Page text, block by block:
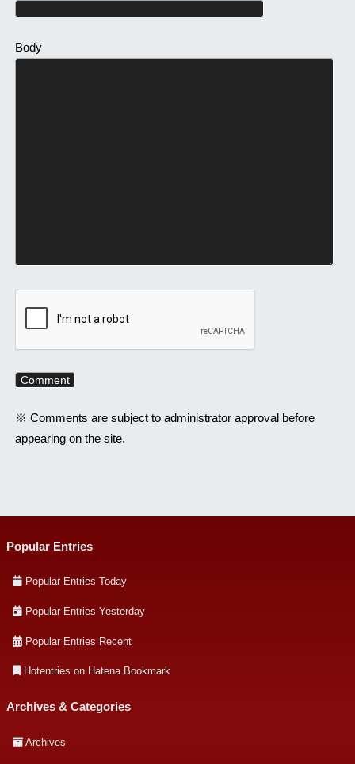
Body
※ Comments are subject to administrator approval before
appearing on the site.
Popular Entries
Popular Entries Today
Popular Entries Yesterday
Popular Entries Recent
Hotentries on Hatena Bookmark
Archives & Categories
Archives